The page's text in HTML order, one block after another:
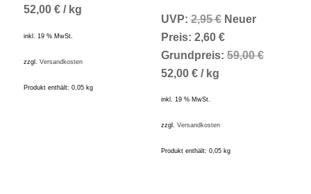
52,00 €/ kg
inkl. 19 % MwSt.
zzgl. Versandkosten
Produkt enthält: 0,05 kg
UVP: 2,95€ Ursprünglicher
Preis
war:
Neuer
Preis: 2,60 €Aktueller
Preis
Grundpreis:59,00€
52,00 €/ kg
inkl. 19 % MwSt.
zzgl. Versandkosten
Produkt enthält: 0,05 kg